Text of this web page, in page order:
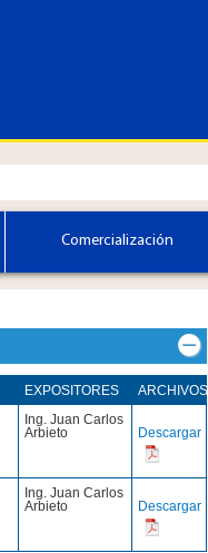
Comercialización
​EXPOSITORES
ARCHIVOS​
​Ing. Juan Carlos
Arbieto
Descargar
​Ing. Juan Carlos
Arbieto
Descargar